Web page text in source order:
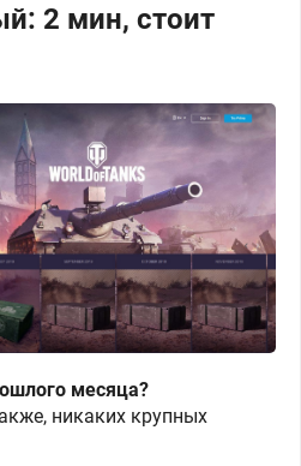
2 мин, стоит
месяца?
никаких крупных